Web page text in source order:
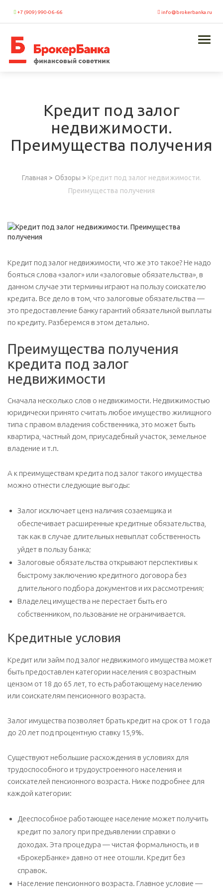
+7 (909) 990-06-66 info@brokerbanka.ru
Кредит под залог
недвижимости.
Преимущества получения
Главная > Обзоры > Кредит под залог недвижимости.
Преимущества получения
Кредит под залог недвижимости, что же это такое? Не надо
бояться слова «залог» или «залоговые обязательства», в
данном случае эти термины играют на пользу соискателю
кредита. Все дело в том, что залоговые обязательства —
это предоставление банку гарантий обязательной выплаты
по кредиту. Разберемся в этом детально.
Преимущества получения
кредита под залог
недвижимости
Сначала несколько слов о недвижимости. Недвижимостью
юридически принято считать любое имущество жилищного
типа с правом владения собственника, это может быть
квартира, частный дом, приусадебный участок, земельное
владение и т.п.
А к преимуществам кредита под залог такого имущества
можно отнести следующие выгоды:
Залог исключает ценз наличия созаемщика и
обеспечивает расширенные кредитные обязательства,
так как в случае длительных невыплат собственность
уйдет в пользу банка;
Залоговые обязательства открывают перспективы к
быстрому заключению кредитного договора без
длительного подбора документов и их рассмотрения;
Владелец имущества не перестает быть его
собственником, пользование не ограничивается.
Кредитные условия
Кредит или займ под залог недвижимого имущества может
быть предоставлен категории населения с возрастным
цензом от 18 до 65 лет, то есть работающему населению
или соискателям пенсионного возраста.
Залог имущества позволяет брать кредит на срок от 1 года
до 20 лет под процентную ставку 15,9%.
Существуют небольшие расхождения в условиях для
трудоспособного и трудоустроенного населения и
соискателей пенсионного возраста. Ниже подробнее для
каждой категории:
Дееспособное работающее население может получить
кредит по залогу при предъявлении справки о
доходах. Эта процедура — чистая формальность, и в
«БрокерБанке» давно от нее отошли. Кредит без
справок.
Население пенсионного возраста. Главное условие —